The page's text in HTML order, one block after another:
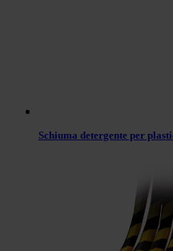
Schiuma detergente per